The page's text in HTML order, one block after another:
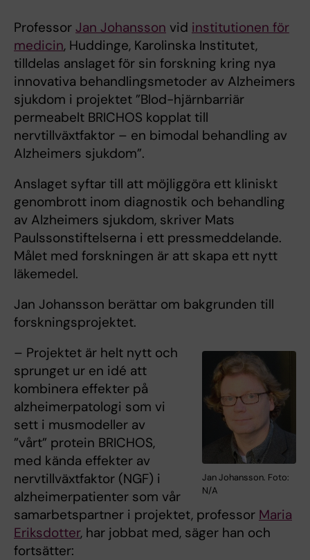
Professor Jan Johansson vid institutionen för
medicin, Huddinge, Karolinska Institutet,
tilldelas anslaget för sin forskning kring nya
innovativa behandlingsmetoder av Alzheimers
sjukdom i projektet ”Blod-hjärnbarriär
permeabelt BRICHOS kopplat till
nervtillväxtfaktor – en bimodal behandling av
Alzheimers sjukdom”.
Anslaget syftar till att möjliggöra ett kliniskt
genombrott inom diagnostik och behandling
av Alzheimers sjukdom, skriver Mats
Paulssonstiftelserna i ett pressmeddelande.
Målet med forskningen är att skapa ett nytt
läkemedel.
Jan Johansson berättar om bakgrunden till
forskningsprojektet.
Jan Johansson. Foto:
N/A
– Projektet är helt nytt och
sprunget ur en idé att
kombinera effekter på
alzheimerpatologi som vi
sett i musmodeller av
”vårt” protein BRICHOS,
med kända effekter av
nervtillväxtfaktor (NGF) i
alzheimerpatienter som vår
samarbetspartner i projektet, professor Maria
Eriksdotter, har jobbat med, säger han och
fortsätter: